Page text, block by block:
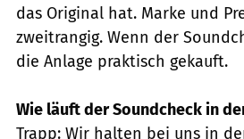
das Original hat. Marke und
zweitrangig. Wenn der
die Anlage praktisch gekauft.
Wie läuft der Soundcheck in
Trapp: Wir halten bei uns in